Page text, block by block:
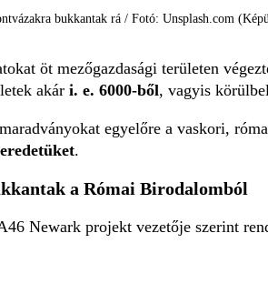
bukkantak rá / Fotó: Unsplash.com
öt mezőgazdasági területen
akár i. e. 6000-ből, vagyis
egyelőre a vaskori,
.
a Római Birodalomból
Newark projekt vezetője szerint